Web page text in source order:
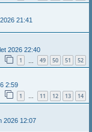
21:41
2026 22:40
1 49 50 51 52
2:59
1 … 11 12 13 14
2026 12:07